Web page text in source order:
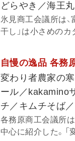
どらやき／海王
氷見商工会議所は
干し」は小さめの
自慢の逸品 各務
変わり者農家の
ール／kakamino
チ／キムチそば
各務原商工会議所
中心に紹介した。